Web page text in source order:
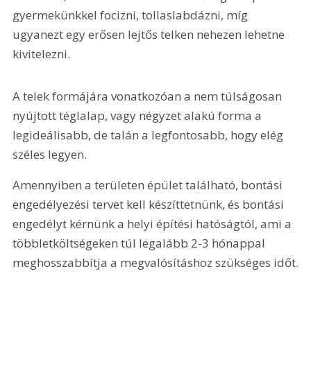
gyermekünkkel focizni, tollaslabdázni, míg
ugyanezt egy erősen lejtős telken nehezen lehetne
kivitelezni.
A telek formájára vonatkozóan a nem túlságosan
nyújtott téglalap, vagy négyzet alakú forma a
legideálisabb, de talán a legfontosabb, hogy elég
széles legyen.
Amennyiben a területen épület található, bontási
engedélyezési tervet kell készíttetnünk, és bontási
engedélyt kérnünk a helyi építési hatóságtól, ami a
többletköltségeken túl legalább 2-3 hónappal
meghosszabbítja a megvalósításhoz szükséges időt.